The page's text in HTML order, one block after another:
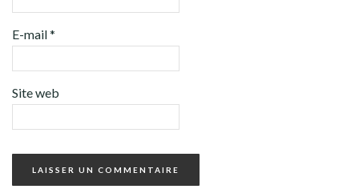
E-mail*
Site web